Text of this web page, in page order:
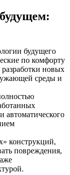
будущего
по комфорту
новых
среды и
автоматического
конструкций,
повреждения,